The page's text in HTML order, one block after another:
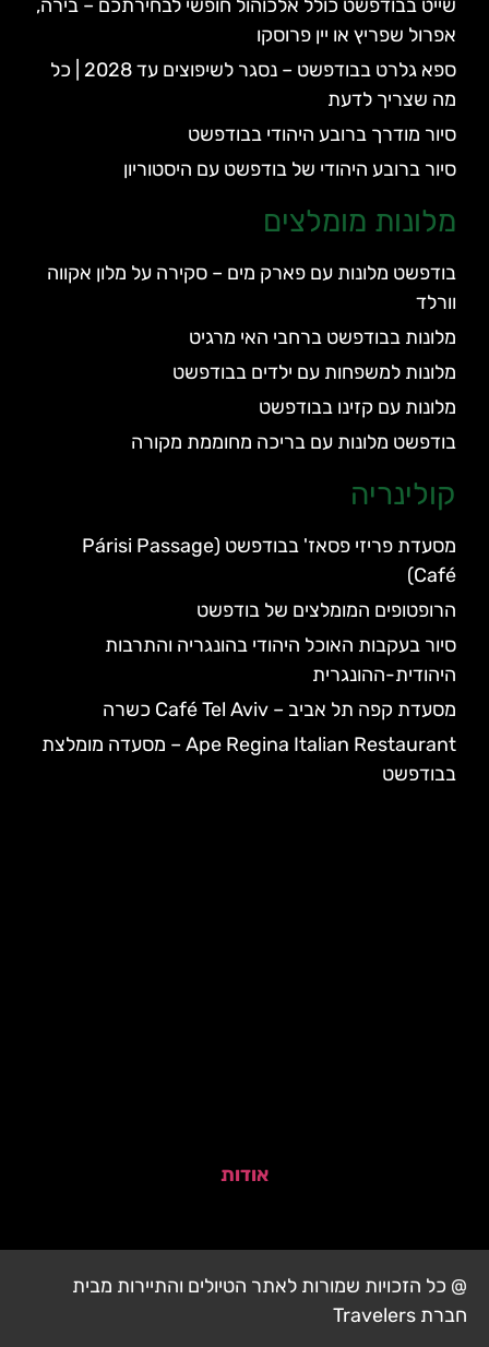
שייט בבודפשט כולל אלכוהול חופשי לבחירתכם – בירה,
אפרול שפריץ או יין פרוסקו
ספא גלרט בבודפשט – נסגר לשיפוצים עד 2028 | כל
מה שצריך לדעת
סיור מודרך ברובע היהודי בבודפשט
סיור ברובע היהודי של בודפשט עם היסטוריון
מלונות מומלצים
בודפשט מלונות עם פארק מים – סקירה על מלון אקווה
וורלד
מלונות בבודפשט ברחבי האי מרגיט
מלונות למשפחות עם ילדים בבודפשט
מלונות עם קזינו בבודפשט
בודפשט מלונות עם בריכה מחוממת מקורה
קולינריה
מסעדת פריזי פסאז' בבודפשט (Párisi Passage
Café)
הרופטופים המומלצים של בודפשט
סיור בעקבות האוכל היהודי בהונגריה והתרבות
היהודית-ההונגרית
מסעדת קפה תל אביב – Café Tel Aviv כשרה
Ape Regina Italian Restaurant – מסעדה מומלצת
בבודפשט
אודות
@ כל הזכויות שמורות לאתר הטיולים והתיירות מבית
חברת Travelers